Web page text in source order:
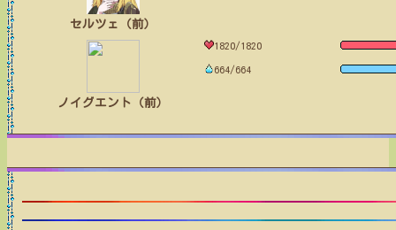
セルツェ（前）
ノイグエント（前）
1820/1820
664/664